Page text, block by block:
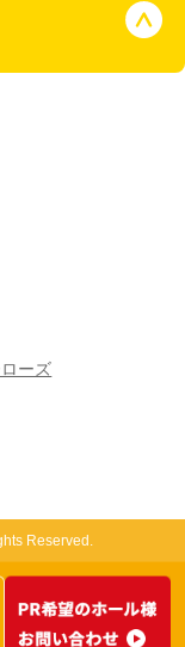
ーズ
Reserved.